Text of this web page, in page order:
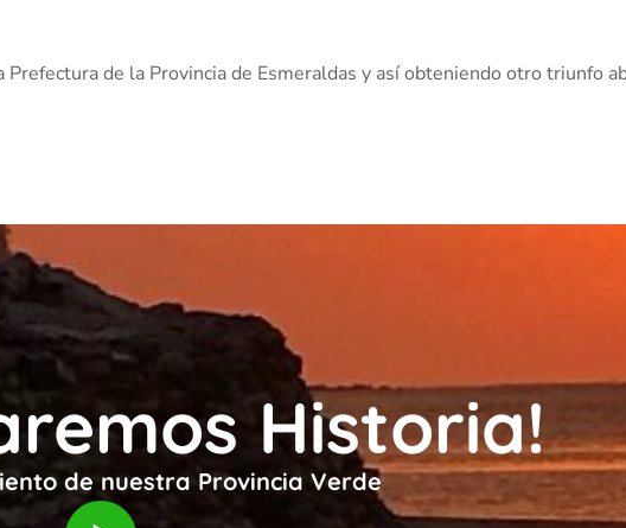
de la Provincia de Esmeraldas y así obteniendo otro triunfo
Historia!
de nuestra Provincia Verde